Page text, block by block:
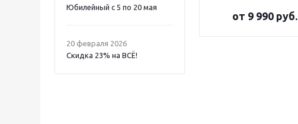
Юбилейный с 5 по 20 мая
20 февраля 2026
Скидка 23% на ВСË!
от 9 990 руб.